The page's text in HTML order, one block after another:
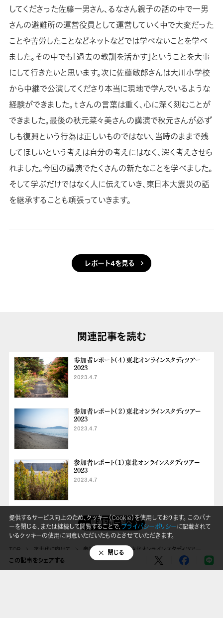
してくださった佐藤一男さん、るなさん親子の話の中で一男
さんの避難所の運営役員として運営していく中で大変だった
ことや苦労したことなどネットなどでは学べないことを学べ
ました。その中でも「過去の教訓を活かす」ということを大事
にして行きたいと思います。次に佐藤敏郎さんは大川小学校
から中継で公演してくださり本当に現地で学んでいるような
経験ができました。ｔさんの言葉は重く、心に深く刻むことが
できました。最後の秋元菜々美さんの講演で秋元さんが必ず
しも復興という行為は正しいものではない、当時のままで残
してほしいという考えは自分の考えにはなく、深く考えさせら
れました。今回の講演でたくさんの新たなことを学べました。
そして学ぶだけではなく人に伝えていき、東日本大震災の話
を継承することも頑張っていきます。
レポート4を見る
この記事をシェアする
関連記事を読む
参加者レポート（４）東北オンラインスタディツアー
2023
2023.4.7
参加者レポート（２）東北オンラインスタディツアー
2023
2023.4.7
参加者レポート（１）東北オンラインスタディツアー
2023
2023.4.7
関連記事一覧へ
TOP 次世代に向けて
参加者レポート（３）東北オンラインスタディツアー
2023
提供するサービス向上のため、クッキー（Cookie）を使用しております。 このバナ
ーを閉じる、または継続して閲覧することで、プライバシーポリシーに記載されて
いるクッキーの使用に同意いただいたものとさせていただきます。
閉じる